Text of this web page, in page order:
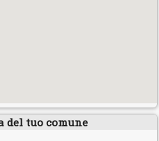
del tuo comune